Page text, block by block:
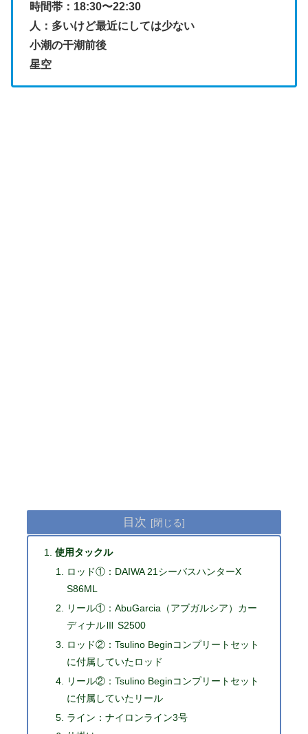
時間帯：18:30〜22:30
人：多いけど最近にしては少ない
小潮の干潮前後
星空
目次
使用タックル
ロッド①：DAIWA 21シーバスハンターX
S86ML
リール①：AbuGarcia（アブガルシア）カー
ディナルⅢ S2500
ロッド②：Tsulino Beginコンプリートセット
に付属していたロッド
リール②：Tsulino Beginコンプリートセット
に付属していたリール
ライン：ナイロンライン3号